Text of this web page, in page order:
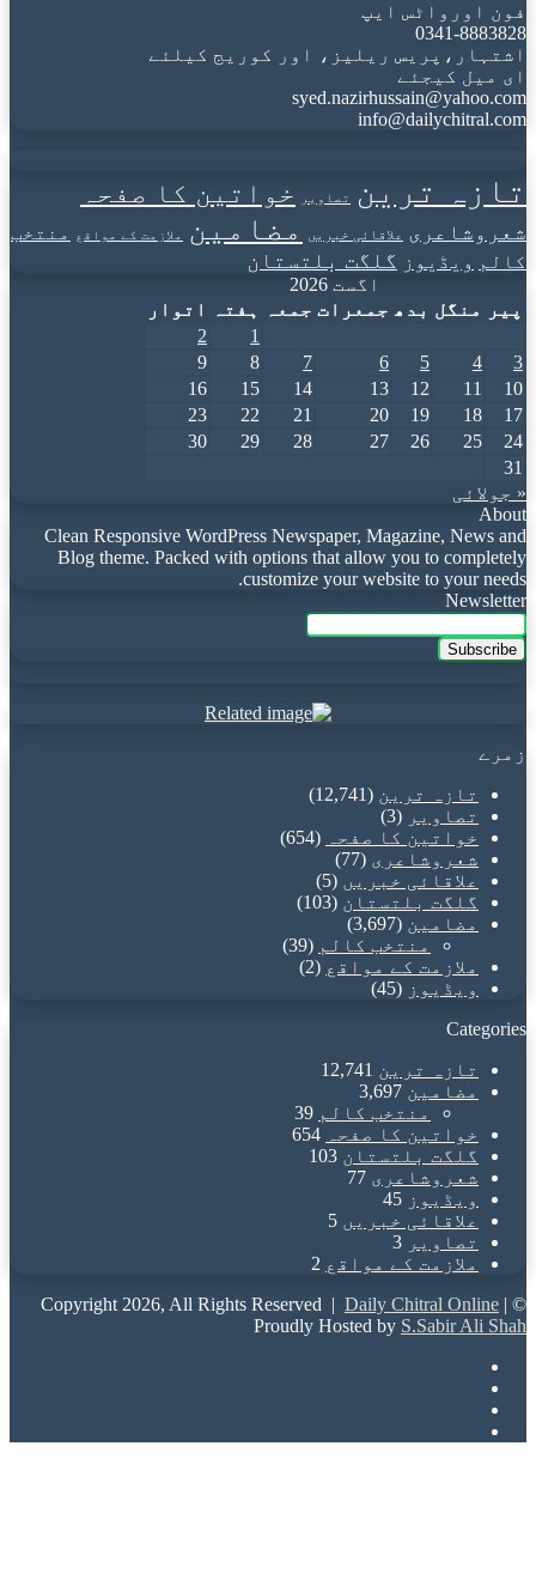
فون اورواٹس ایپ
0341-8883828
اشتہار،پریس ریلیز، اور کوریج کیلئے
ای میل کیجئے
syed.nazirhussain@yahoo.com
info@dailychitral.com
تازہ ترین تصاویر خواتین کا صفحہ
شعروشاعری علاقائی خبریں مضامین ملازمت کے مواقع
منتخب
کالم ویڈیوز گلگت بلتستان
اگست 2026
پیر
منگل بدھ جمعرات جمعہ ہفتہ
اتوار
1
2
3
4
5
6
7
8
9
10
11
12
13
14
15
16
17
18
19
20
21
22
23
24
25
26
27
28
29
30
31
« جولائی
About
Clean Responsive WordPress Newspaper, Magazine, News and
Blog theme. Packed with options that allow you to completely
customize your website to your needs.
Newsletter
Enter
your
Email
زمرے
تازہ ترین (12,741)
تصاویر (3)
خواتین کا صفحہ
(654)
شعروشاعری (77)
علاقائی خبریں (5)
گلگت بلتستان (103)
مضامین (3,697)
منتخب کالم (39)
ملازمت کے مواقع (2)
ویڈیوز (45)
Categories
تازہ ترین 12,741
مضامین 3,697
منتخب کالم 39
خواتین کا صفحہ
654
گلگت بلتستان 103
شعروشاعری 77
ویڈیوز 45
علاقائی خبریں 5
تصاویر 3
ملازمت کے مواقع 2
© Copyright 2026, All Rights Reserved |
Daily Chitral Online |
Proudly Hosted by S.Sabir Ali Shah